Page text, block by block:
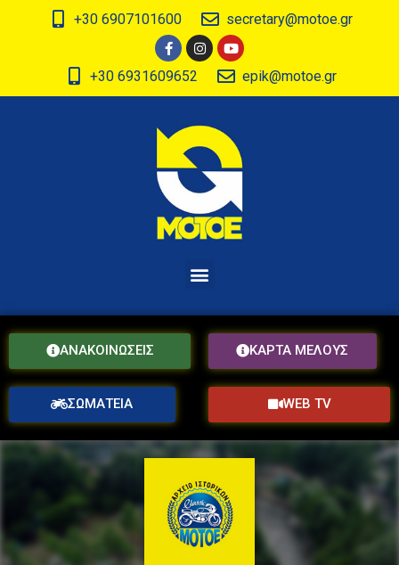
+30 6907101600 secretary@motoe.gr
+30 6931609652 epik@motoe.gr
ΑΝΑΚΟΙΝΩΣΕΙΣ ΚΑΡΤΑ ΜΕΛΟΥΣ
ΣΩΜΑΤΕΙΑ WEB TV